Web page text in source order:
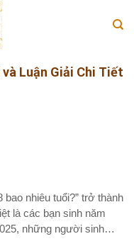
Luận Giải Chi Tiết
bao nhiêu tuổi?” trở thành
là các bạn sinh năm
những người sinh